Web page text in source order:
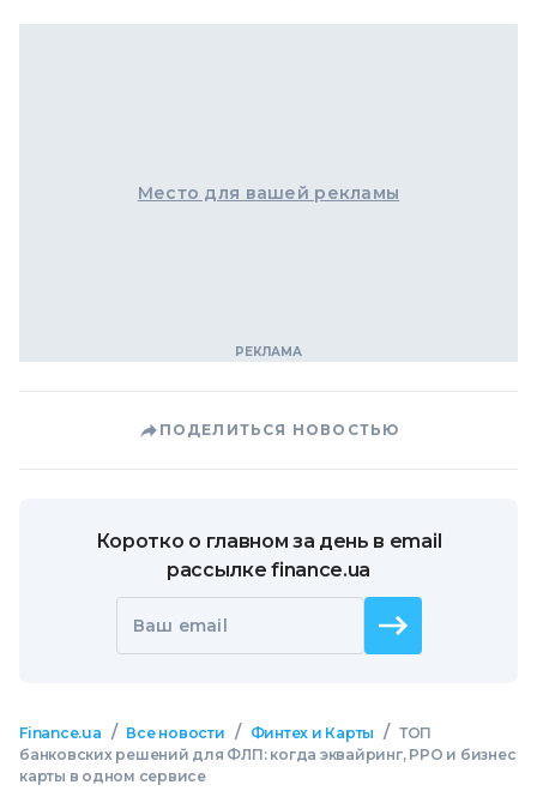
Место для вашей рекламы
ПОДЕЛИТЬСЯ НОВОСТЬЮ
Коротко о главном за день в email
рассылке finance.ua
Ваш email
Finance.ua / Все новости / Финтех и Карты / ТОП
банковских решений для ФЛП: когда эквайринг, РРО и бизнес
карты в одном сервисе